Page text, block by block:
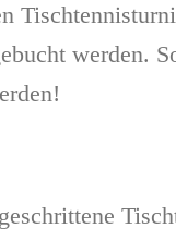
werden.